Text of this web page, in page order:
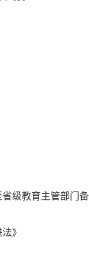
级教育主管部门
》